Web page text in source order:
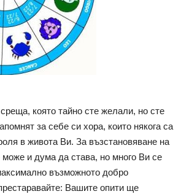
която тайно сте желали, но сте
за себе си хора, които някога са
в живота Ви. За възстановяване на
може и дума да става, но много Ви се
възможното добро
Вашите опити ще